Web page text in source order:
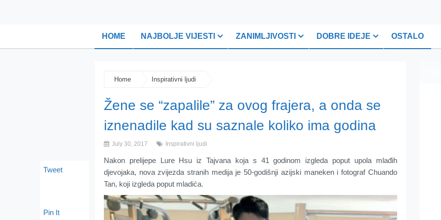
HOME NAJBOLJE VIJESTI ZANIMLJIVOSTI DOBRE IDEJE OSTALO
Home Inspirativni ljudi
Žene se “zapalile” za ovog frajera, a onda se
iznenadile kad su saznale koliko ima godina
July 30, 2017 Inspirativni ljudi
Nakon prelijepe Lure Hsu iz Tajvana koja s 41 godinom izgleda poput upola mlađih
djevojaka, nova zvijezda stranih medija je 50-godišnji azijski maneken i fotograf Chuando
Tan, koji izgleda poput mladića.
Tweet
Pin It